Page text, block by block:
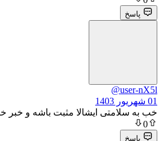
ایشالا مثبت باشه و خبر خوش بدین